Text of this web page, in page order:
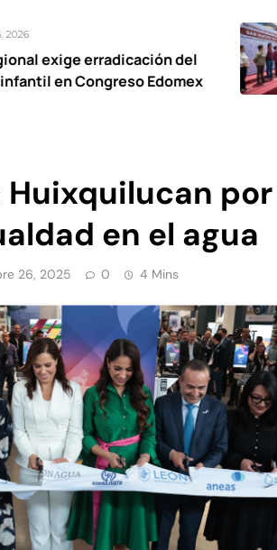
del
Edomex
De
Huixquilucan por
en el agua
26, 2025 0 4 Mins